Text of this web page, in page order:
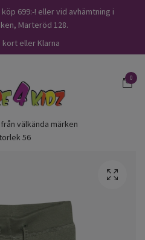
699:-! eller vid avhämtning i
Marteröd 128.
kort eller Klarna
0
välkända märken
56